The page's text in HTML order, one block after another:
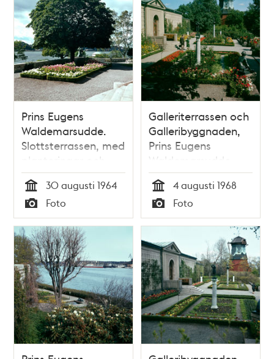
Prins Eugens
Waldemarsudde.
Slottsterrassen, med
planteringar och
rabatter. Vy mot
Södermalm.
Tid
30 augusti 1964
Typ
Foto
Galleriterrassen och
Galleribyggnaden,
Prins Eugens
Waldemarsudde
med Linoljekvarnen i
fonden.
Tid
4 augusti 1968
Typ
Foto